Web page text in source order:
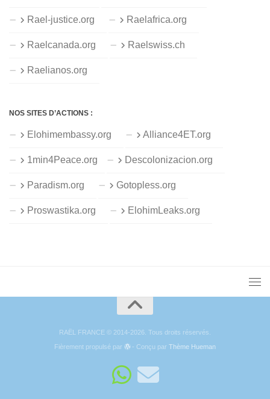
Rael-justice.org Raelafrica.org
Raelcanada.org Raelswiss.ch
Raelianos.org
NOS SITES D’ACTIONS :
Elohimembassy.org Alliance4ET.org
1min4Peace.org Descolonizacion.org
Paradism.org Gotopless.org
Proswastika.org ElohimLeaks.org
RAËL FRANCE © 2014-2026. Tous droits réservés.
Fièrement propulsé par
- Conçu parThème Hueman